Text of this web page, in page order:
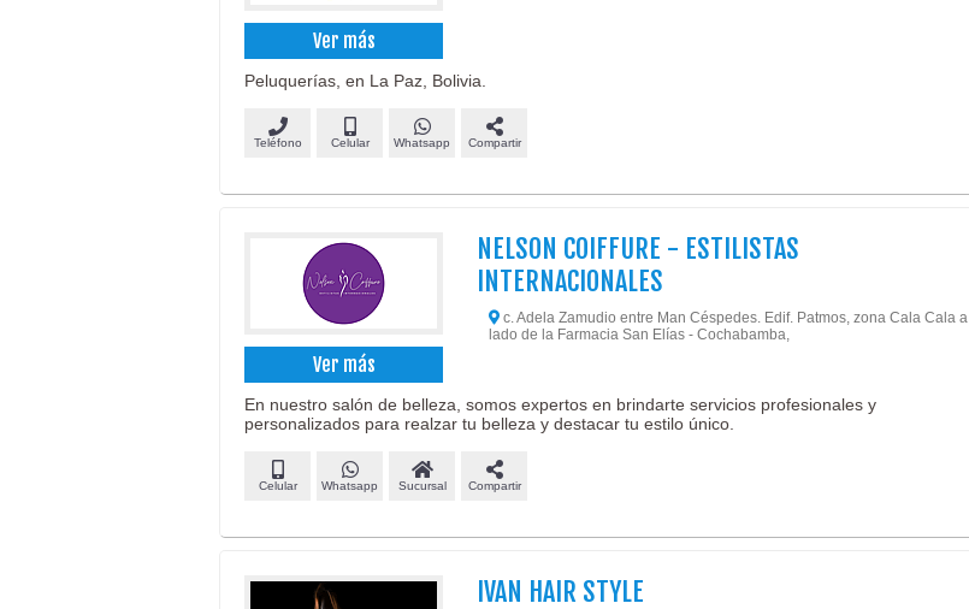
Ver más
Peluquerías, en La Paz, Bolivia.
Teléfono Celular Whatsapp Compartir
Ver más
NELSON COIFFURE - ESTILISTAS
INTERNACIONALES
c. Adela Zamudio entre Man Céspedes. Edif. Patmos, zona Cala Cala a
lado de la Farmacia San Elías - Cochabamba,
En nuestro salón de belleza, somos expertos en brindarte servicios profesionales y
personalizados para realzar tu belleza y destacar tu estilo único.
Celular Whatsapp Sucursal Compartir
IVAN HAIR STYLE